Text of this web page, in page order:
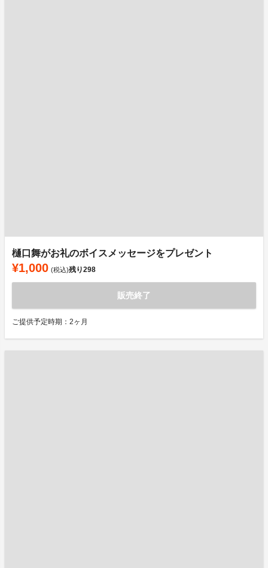
樋口舞がお礼のボイスメッセージをプレゼント
¥1,000 (税込)残り298
販売終了
ご提供予定時期：2ヶ月